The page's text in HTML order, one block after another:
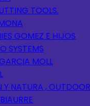
TOOLS.
GOMEZ E HIJOS
SYSTEMS
MOLL
Y NATURA ,